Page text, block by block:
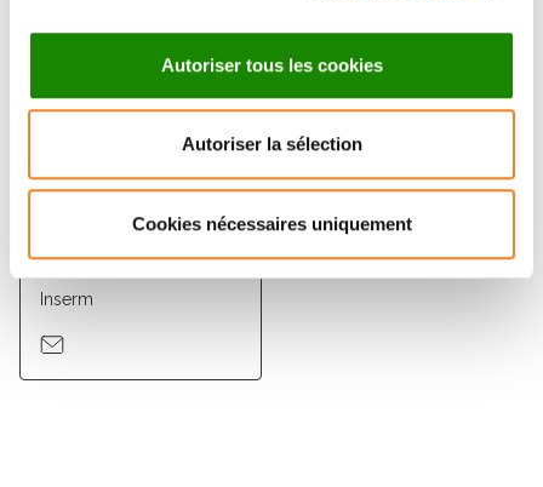
Autoriser tous les cookies
Autoriser la sélection
Cookies nécessaires uniquement
SANDRINE
GROSSETETE
Inserm